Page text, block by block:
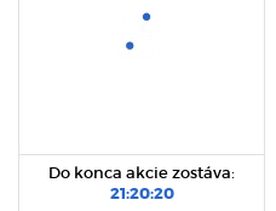
Do konca akcie zostáva:
21:20:20